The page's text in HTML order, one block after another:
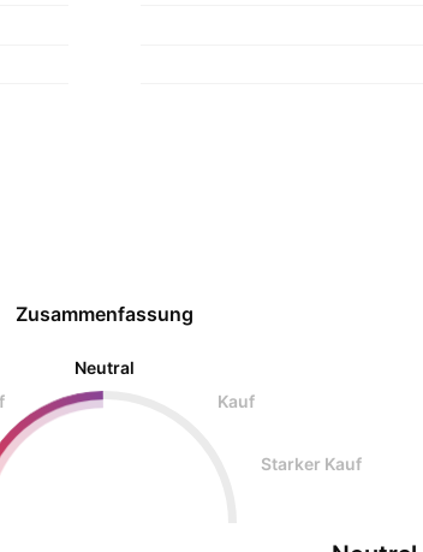
Zusammenfassung
Neutral
Kauf
Starker Kauf